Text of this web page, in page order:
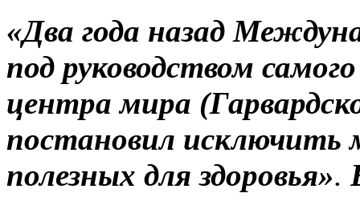
«Два года назад
под руководством
центра мира
постановил исключить
полезных для здоровья».